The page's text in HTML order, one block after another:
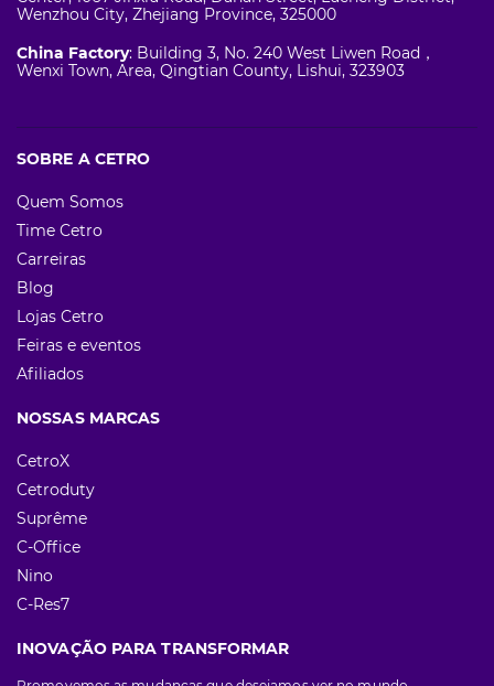
Wenzhou City, Zhejiang Province, 325000
China Factory: Building 3, No. 240 West Liwen Road，
Wenxi Town, Area, Qingtian County, Lishui, 323903
SOBRE A CETRO
Quem Somos
Time Cetro
Carreiras
Blog
Lojas Cetro
Feiras e eventos
Afiliados
NOSSAS MARCAS
CetroX
Cetroduty
Suprême
C-Office
Nino
C-Res7
INOVAÇÃO PARA TRANSFORMAR